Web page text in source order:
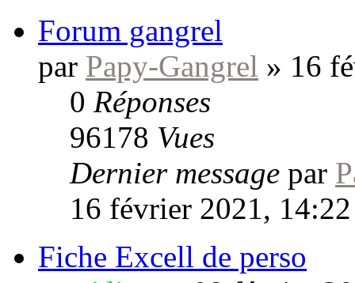
Forum gangrel
par Papy-Gangrel » 16
0 Réponses
96178 Vues
Dernier message par
16 février 2021, 14:22
Fiche Excell de perso